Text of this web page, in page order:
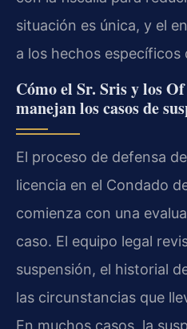
situación es única, y el
a los hechos específicos
Cómo el Sr. Sris y los
manejan los casos de
El proceso de defensa
licencia en el Condado
comienza con una
caso. El equipo legal
suspensión, el historial
las circunstancias que
En muchos casos, la